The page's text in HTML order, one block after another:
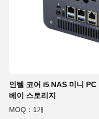
인텔 코어 i5 NAS 미니
베이 스토리지
MOQ：1개